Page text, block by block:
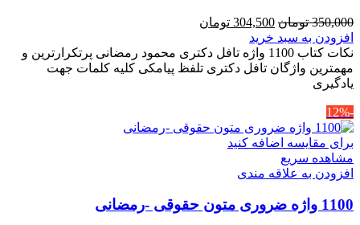
350,000 تومان قیمت
اصلی
350,000 تومان
بود.
304,500 تومان
304,500 تومان
است.
افزودن به سبد خرید
نکات کتاب 1100 واژه تافل دکتری محمود رمضانی پرتکرارترین و
مهمترین واژگان تافل دکتری تلفظ پیامکی کلیه کلمات جهت
یادگیری
-12%
برای مقایسه اضافه کنید
مشاهده سریع
افزودن به علاقه مندی
1100 واژه ضروری متون حقوقی -رمضانی